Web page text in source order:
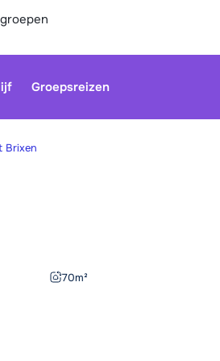
Groepsreizen
Brixen
70m²